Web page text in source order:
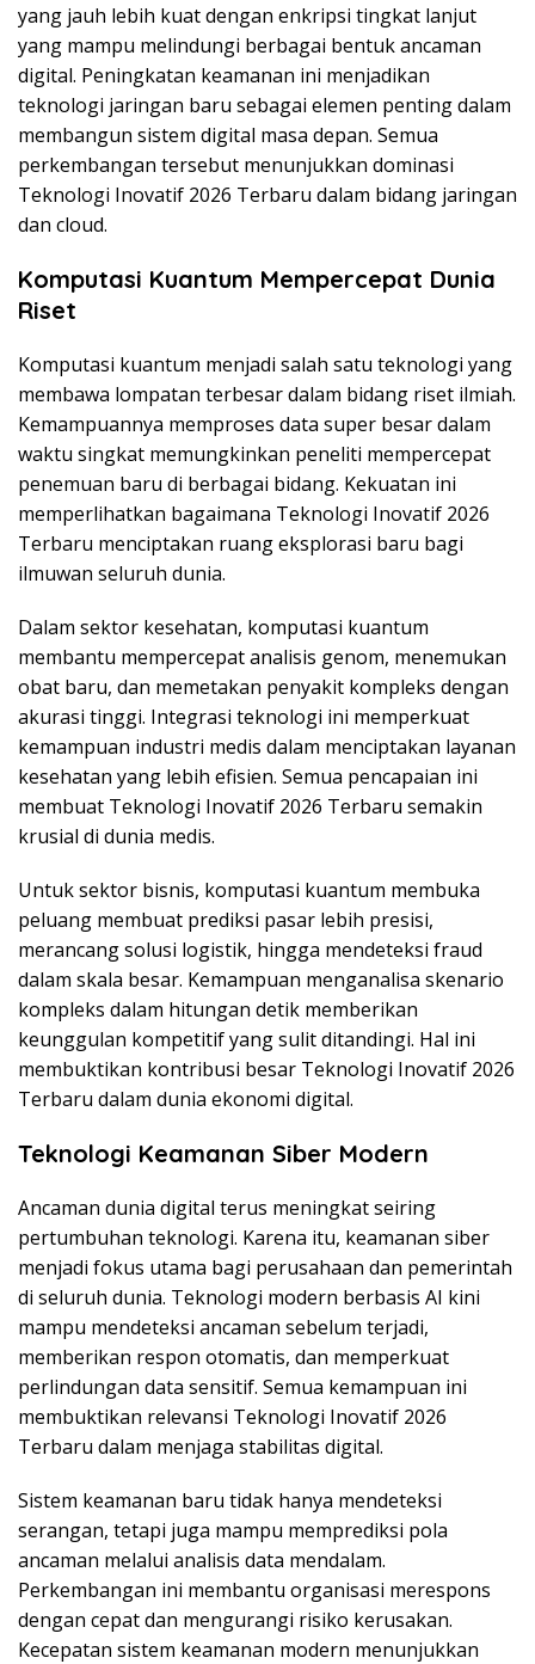
yang jauh lebih kuat dengan enkripsi tingkat lanjut
yang mampu melindungi berbagai bentuk ancaman
digital. Peningkatan keamanan ini menjadikan
teknologi jaringan baru sebagai elemen penting dalam
membangun sistem digital masa depan. Semua
perkembangan tersebut menunjukkan dominasi
Teknologi Inovatif 2026 Terbaru dalam bidang jaringan
dan cloud.
Komputasi Kuantum Mempercepat Dunia
Riset
Komputasi kuantum menjadi salah satu teknologi yang
membawa lompatan terbesar dalam bidang riset ilmiah.
Kemampuannya memproses data super besar dalam
waktu singkat memungkinkan peneliti mempercepat
penemuan baru di berbagai bidang. Kekuatan ini
memperlihatkan bagaimana Teknologi Inovatif 2026
Terbaru menciptakan ruang eksplorasi baru bagi
ilmuwan seluruh dunia.
Dalam sektor kesehatan, komputasi kuantum
membantu mempercepat analisis genom, menemukan
obat baru, dan memetakan penyakit kompleks dengan
akurasi tinggi. Integrasi teknologi ini memperkuat
kemampuan industri medis dalam menciptakan layanan
kesehatan yang lebih efisien. Semua pencapaian ini
membuat Teknologi Inovatif 2026 Terbaru semakin
krusial di dunia medis.
Untuk sektor bisnis, komputasi kuantum membuka
peluang membuat prediksi pasar lebih presisi,
merancang solusi logistik, hingga mendeteksi fraud
dalam skala besar. Kemampuan menganalisa skenario
kompleks dalam hitungan detik memberikan
keunggulan kompetitif yang sulit ditandingi. Hal ini
membuktikan kontribusi besar Teknologi Inovatif 2026
Terbaru dalam dunia ekonomi digital.
Teknologi Keamanan Siber Modern
Ancaman dunia digital terus meningkat seiring
pertumbuhan teknologi. Karena itu, keamanan siber
menjadi fokus utama bagi perusahaan dan pemerintah
di seluruh dunia. Teknologi modern berbasis AI kini
mampu mendeteksi ancaman sebelum terjadi,
memberikan respon otomatis, dan memperkuat
perlindungan data sensitif. Semua kemampuan ini
membuktikan relevansi Teknologi Inovatif 2026
Terbaru dalam menjaga stabilitas digital.
Sistem keamanan baru tidak hanya mendeteksi
serangan, tetapi juga mampu memprediksi pola
ancaman melalui analisis data mendalam.
Perkembangan ini membantu organisasi merespons
dengan cepat dan mengurangi risiko kerusakan.
Kecepatan sistem keamanan modern menunjukkan